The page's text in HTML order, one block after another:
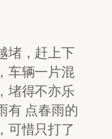
堵，赶上下
车辆一片混
堵得不亦乐
有 点春雨的
可惜只打了